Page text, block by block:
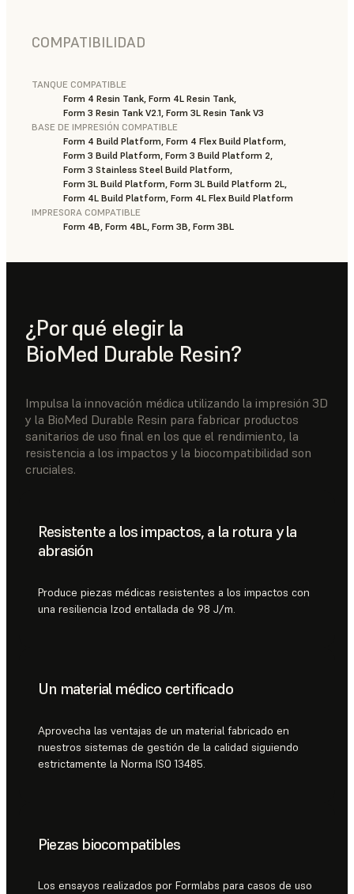
COMPATIBILIDAD
TANQUE COMPATIBLE
Form 4 Resin Tank, Form 4L Resin Tank,
Form 3 Resin Tank V2.1, Form 3L Resin Tank V3
BASE DE IMPRESIÓN COMPATIBLE
Form 4 Build Platform, Form 4 Flex Build Platform,
Form 3 Build Platform, Form 3 Build Platform 2,
Form 3 Stainless Steel Build Platform,
Form 3L Build Platform, Form 3L Build Platform 2L,
Form 4L Build Platform, Form 4L Flex Build Platform
IMPRESORA COMPATIBLE
Form 4B, Form 4BL, Form 3B, Form 3BL
¿Por qué elegir la
BioMed Durable Resin?
Impulsa la innovación médica utilizando la impresión 3D
y la BioMed Durable Resin para fabricar productos
sanitarios de uso final en los que el rendimiento, la
resistencia a los impactos y la biocompatibilidad son
cruciales.
Resistente a los impactos, a la rotura y la
abrasión
Produce piezas médicas resistentes a los impactos con
una resiliencia Izod entallada de 98 J/m.
Un material médico certificado
Aprovecha las ventajas de un material fabricado en
nuestros sistemas de gestión de la calidad siguiendo
estrictamente la Norma ISO 13485.
Piezas biocompatibles
Los ensayos realizados por Formlabs para casos de uso